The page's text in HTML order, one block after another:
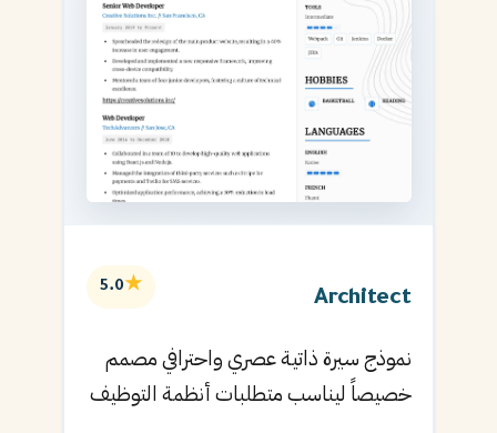
Architect
★
5.0
نموذج سيرة ذاتية عصري واحترافي مصمم
خصيصاً ليناسب متطلبات أنظمة التوظيف